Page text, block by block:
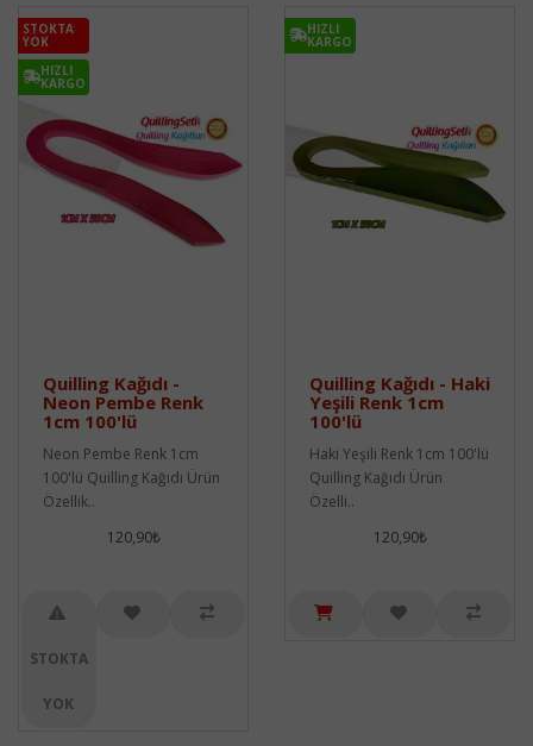
STOKTA
YOK
HIZLI
KARGO
Quilling Kağıdı -
Neon Pembe Renk
1cm 100'lü
Neon Pembe Renk 1cm
100'lü Quilling Kağıdı Ürün
Özellik..
120,90₺
STOKTA
YOK
HIZLI
KARGO
Quilling Kağıdı - Haki
Yeşili Renk 1cm
100'lü
Haki Yeşili Renk 1cm 100'lü
Quilling Kağıdı Ürün
Özelli..
120,90₺